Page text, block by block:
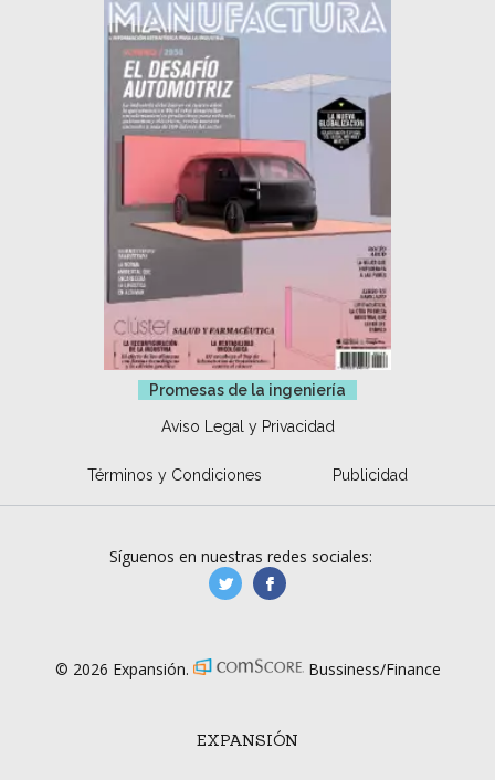
Promesas de la ingeniería
Aviso Legal y Privacidad
Términos y Condiciones Publicidad
EXPANSIÓN
Síguenos en nuestras redes sociales:
manufacturaGE
© 2026 Expansión. Bussiness/Finance